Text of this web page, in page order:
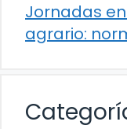
Jornadas
agrario: